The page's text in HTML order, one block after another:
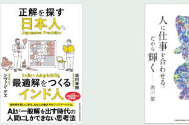
23．たくさん本を読む
24．やりたいことをノートに書き出して
25．やるべきことを文章化する
26．アイデアを磨く
27．アイデアを組み合わせる
28．真似する
29．図解を用いる
30．プレゼンを工夫する